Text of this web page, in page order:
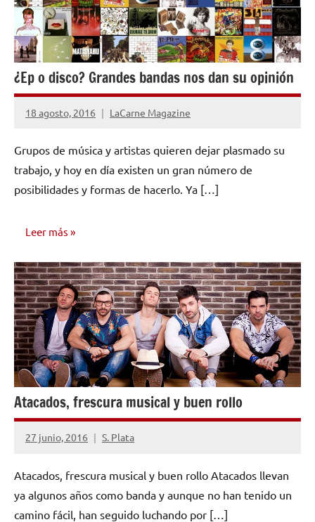
¿Ep o disco? Grandes bandas nos dan su opinión
18 agosto, 2016 LaCarne Magazine
No
comentarios
Grupos de música y artistas quieren dejar plasmado su
trabajo, y hoy en día existen un gran número de
posibilidades y formas de hacerlo. Ya […]
Leer más
CONSEJOS
PARA
MÚSICOS
Atacados, frescura musical y buen rollo
27 junio, 2016 S. Plata
No
comentarios
Atacados, frescura musical y buen rollo Atacados llevan
ya algunos años como banda y aunque no han tenido un
camino fácil, han seguido luchando por […]